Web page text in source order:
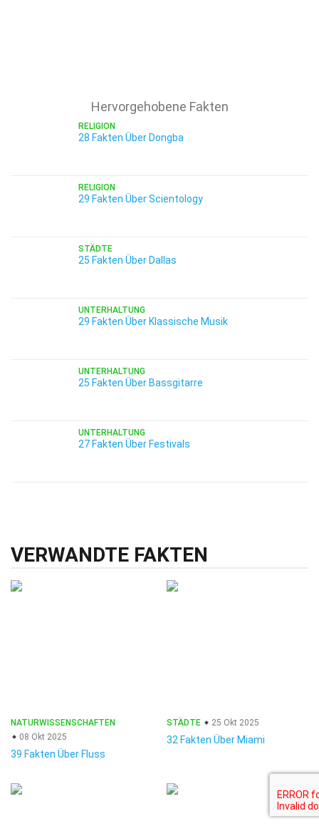
Hervorgehobene Fakten
RELIGION
28 Fakten Über Dongba
RELIGION
29 Fakten Über Scientology
STÄDTE
25 Fakten Über Dallas
UNTERHALTUNG
29 Fakten Über Klassische Musik
UNTERHALTUNG
25 Fakten Über Bassgitarre
UNTERHALTUNG
27 Fakten Über Festivals
VERWANDTE FAKTEN
NATURWISSENSCHAFTEN
08 Okt 2025
39 Fakten Über Fluss
STÄDTE 25 Okt 2025
32 Fakten Über Miami